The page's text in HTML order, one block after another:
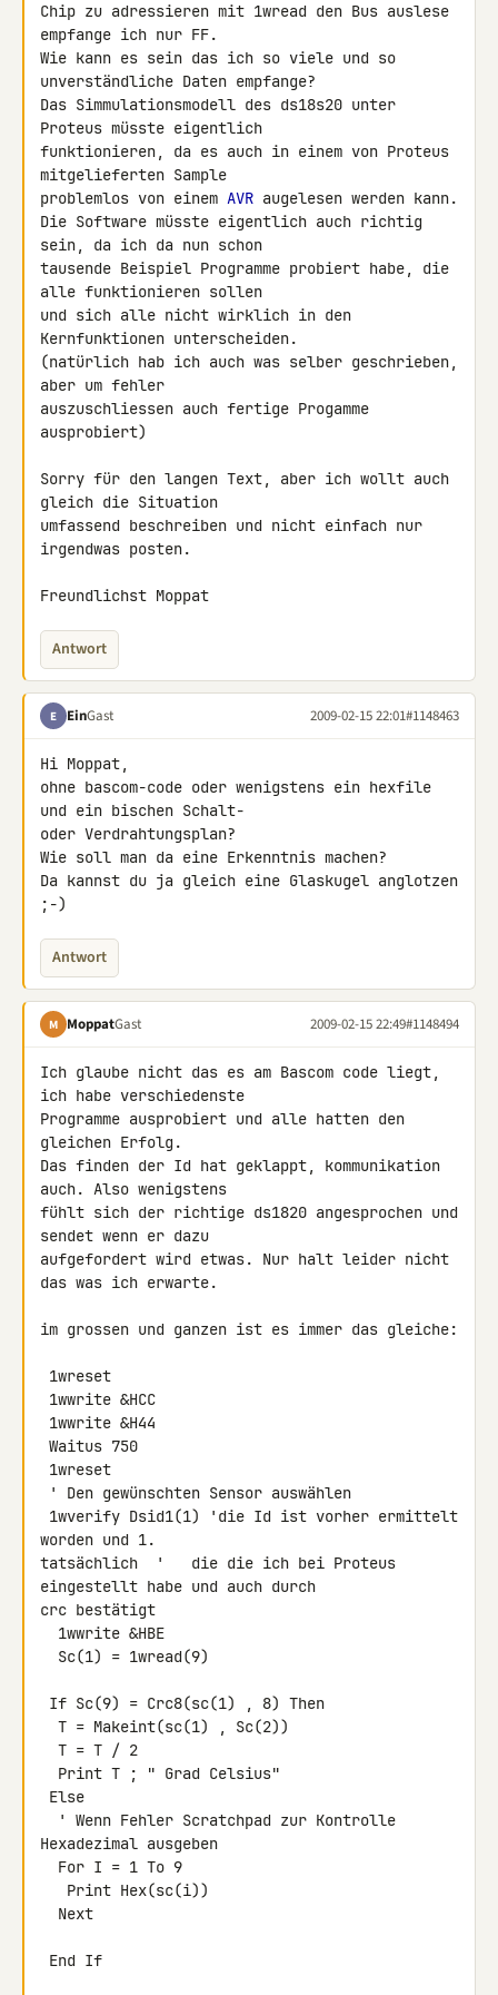
Chip zu adressieren mit 1wread den Bus auslese
empfange ich nur FF.
Wie kann es sein das ich so viele und so
unverständliche Daten empfange?
Das Simmulationsmodell des ds18s20 unter
Proteus müsste eigentlich
funktionieren, da es auch in einem von Proteus
mitgelieferten Sample
problemlos von einem AVR augelesen werden kann.
Die Software müsste eigentlich auch richtig
sein, da ich da nun schon
tausende Beispiel Programme probiert habe, die
alle funktionieren sollen
und sich alle nicht wirklich in den
Kernfunktionen unterscheiden.
(natürlich hab ich auch was selber geschrieben,
aber um fehler
auszuschliessen auch fertige Progamme
ausprobiert)
Sorry für den langen Text, aber ich wollt auch
gleich die Situation
umfassend beschreiben und nicht einfach nur
irgendwas posten.
Freundlichst Moppat
Antwort
E EinGast 2009-02-15 22:01#1148463
Hi Moppat,
ohne bascom-code oder wenigstens ein hexfile
und ein bischen Schalt-
oder Verdrahtungsplan?
Wie soll man da eine Erkenntnis machen?
Da kannst du ja gleich eine Glaskugel anglotzen
;-)
Antwort
M MoppatGast 2009-02-15 22:49#1148494
Ich glaube nicht das es am Bascom code liegt,
ich habe verschiedenste
Programme ausprobiert und alle hatten den
gleichen Erfolg.
Das finden der Id hat geklappt, kommunikation
auch. Also wenigstens
fühlt sich der richtige ds1820 angesprochen und
sendet wenn er dazu
aufgefordert wird etwas. Nur halt leider nicht
das was ich erwarte.
im grossen und ganzen ist es immer das gleiche:
worden und 1.
tatsächlich  '   die die ich bei Proteus
eingestellt habe und auch durch
crc bestätigt
Hexadezimal ausgeben